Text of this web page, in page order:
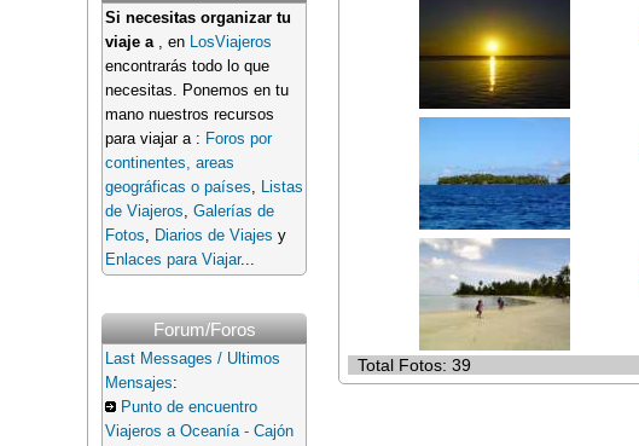
Si necesitas organizar tu
viaje a , en LosViajeros
encontrarás todo lo que
necesitas. Ponemos en tu
mano nuestros recursos
para viajar a : Foros por
continentes, areas
geográficas o países, Listas
de Viajeros, Galerías de
Fotos, Diarios de Viajes y
Enlaces para Viajar...
Forum/Foros
Last Messages / Ultimos
Mensajes:
Punto de encuentro
Viajeros a Oceanía - Cajón
Total Fotos: 39